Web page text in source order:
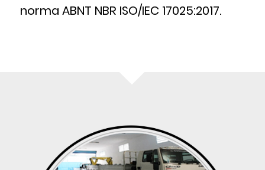
norma ABNT NBR ISO/IEC 17025:2017.